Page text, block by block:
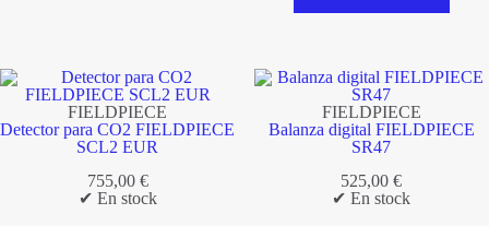
FIELDPIECE
Detector para CO2 FIELDPIECE
SCL2 EUR
755,00 €
✔ En stock
FIELDPIECE
Balanza digital FIELDPIECE
SR47
525,00€
✔ En stock